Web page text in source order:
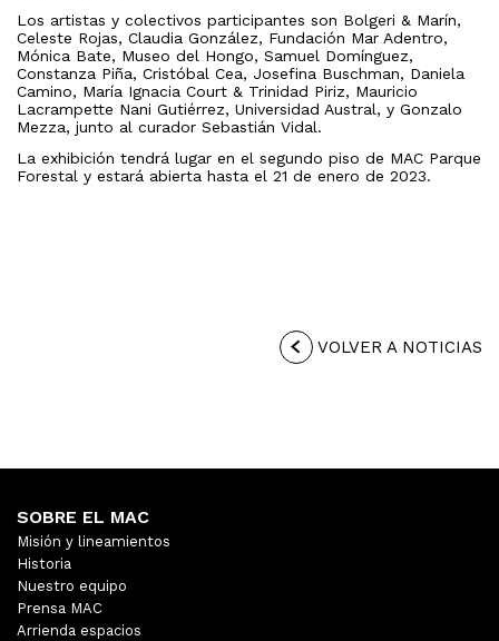
Los artistas y colectivos participantes son Bolgeri & Marín,
Celeste Rojas, Claudia González, Fundación Mar Adentro,
Mónica Bate, Museo del Hongo, Samuel Domínguez,
Constanza Piña, Cristóbal Cea, Josefina Buschman, Daniela
Camino, María Ignacia Court & Trinidad Piriz, Mauricio
Lacrampette Nani Gutiérrez, Universidad Austral, y Gonzalo
Mezza, junto al curador Sebastián Vidal.
La exhibición tendrá lugar en el segundo piso de MAC Parque
Forestal y estará abierta hasta el 21 de enero de 2023.
VOLVER A NOTICIAS
SOBRE EL MAC
Misión y lineamientos
Historia
Nuestro equipo
Prensa MAC
Arrienda espacios